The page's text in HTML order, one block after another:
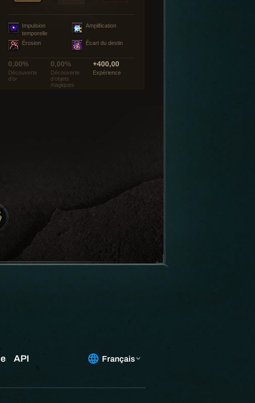
Impulsion
temporelle
Amplification
Érosion Écart du destin
0,00%
Découverte
d’or
0,00%
Découverte
d’objets
magiques
+400,00
Expérience